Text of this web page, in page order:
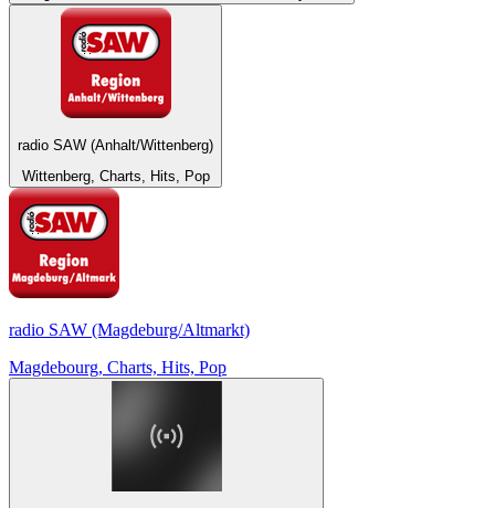
radio SAW (Anhalt/Wittenberg)
Wittenberg, Charts, Hits, Pop
radio SAW (Magdeburg/Altmarkt)
Magdebourg, Charts, Hits, Pop